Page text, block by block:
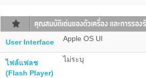
User Interface Apple OS UI
ไฟล์แฟลช
(Flash Player)
ไม่ระบุ